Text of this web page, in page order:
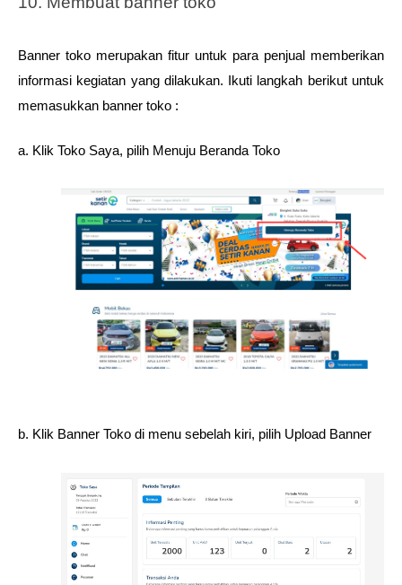
Banner toko merupakan fitur untuk para penjual memberikan
informasi kegiatan yang dilakukan. Ikuti langkah berikut untuk
memasukkan banner toko :
a. Klik Toko Saya, pilih Menuju Beranda Toko
b. Klik Banner Toko di menu sebelah kiri, pilih Upload Banner